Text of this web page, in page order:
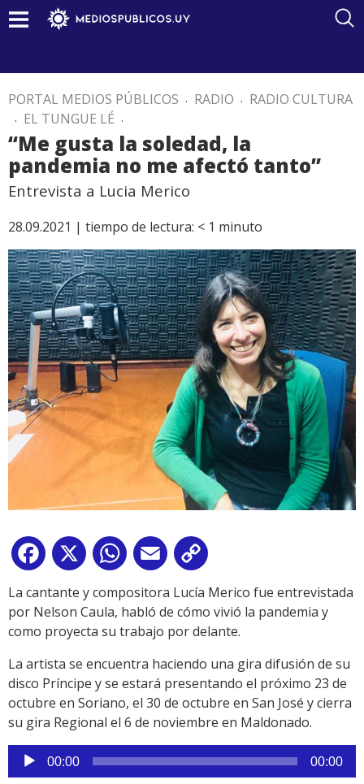
PORTAL MEDIOS PÚBLICOS . RADIO . RADIO CULTURA
. EL TUNGUE LÉ .
“Me gusta la soledad, la
pandemia no me afectó tanto”
Entrevista a Lucia Merico
28.09.2021 | tiempo de lectura: < 1 minuto
Facebook
X WhatsApp
Email
Link
La cantante y compositora Lucía Merico fue entrevistada
por Nelson Caula, habló de cómo vivió la pandemia y
como proyecta su trabajo por delante.
La artista se encuentra haciendo una gira difusión de su
disco Príncipe y se estará presentando el próximo 23 de
octubre en Soriano, el 30 de octubre en San José y cierra
su gira Regional el 6 de noviembre en Maldonado.
Reproductor
de
00:00 00:00